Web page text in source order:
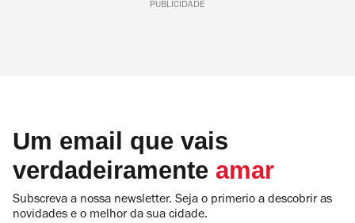
PUBLICIDADE
Um email que vais
verdadeiramente amar
Subscreva a nossa newsletter. Seja o primerio a descobrir as
novidades e o melhor da sua cidade.